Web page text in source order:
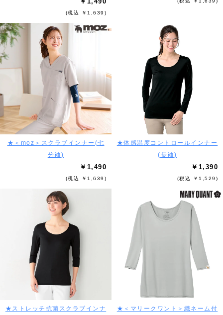
(税込 ￥1,639)
★＜moz＞スクラブインナー(七
分袖)
￥1,490
(税込 ￥1,639)
★体感温度コントロールインナー
(長袖)
￥1,390
(税込 ￥1,529)
★ストレッチ抗菌スクラブインナ
★＜マリークワント＞織ネーム付